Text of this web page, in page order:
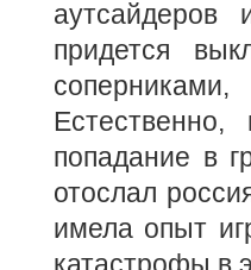
придется
попадание в
отослал
имела опыт